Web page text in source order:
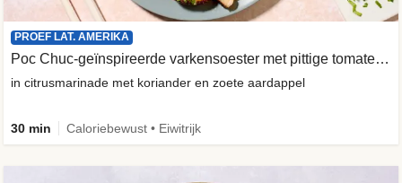
PROEF LAT. AMERIKA
Poc Chuc-geïnspireerde varkensoester met pittige tomatensalade
in citrusmarinade met koriander en zoete aardappel
30 min Caloriebewust • Eiwitrijk